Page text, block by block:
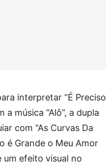
interpretar “É Preciso
música “Alô”, a dupla
com “As Curvas Da
é Grande o Meu Amor
um efeito visual no